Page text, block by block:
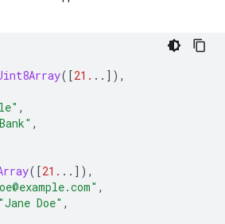
([21. ..]),
,
,
([21. ..]),
,
"Jane Doe" ,